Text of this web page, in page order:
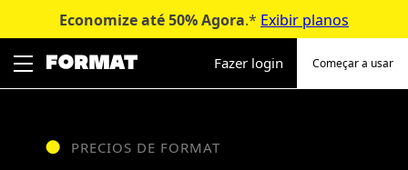
para
Economize até 50%Agora.* Exibir planos
Fazer login Começar a usar
PRECIOS DE FORMAT